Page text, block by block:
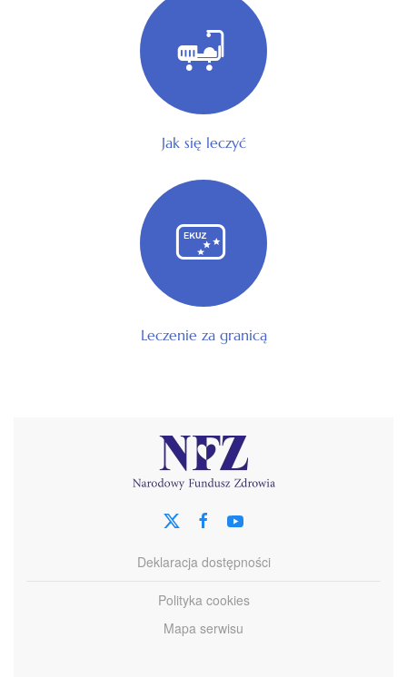
Jak się leczyć
Leczenie za granicą
Deklaracja dostępności
Polityka cookies
Mapa serwisu